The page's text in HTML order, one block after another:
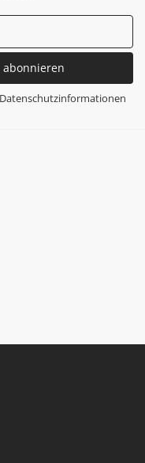
abonnieren
Datenschutzinformationen